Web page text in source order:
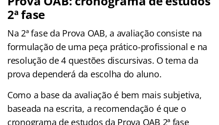
2ª fase
Na 2ª fase da Prova OAB, a avaliação consiste na
formulação de uma peça prático-profissional e na
resolução de 4 questões discursivas. O tema da
prova dependerá da escolha do aluno.
Como a base da avaliação é bem mais subjetiva,
baseada na escrita, a recomendação é que o
cronograma de estudos da Prova OAB 2ª fase